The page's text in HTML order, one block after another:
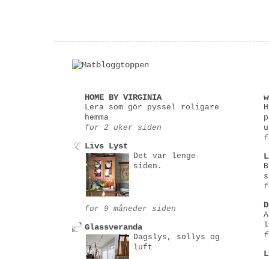
HOME BY VIRGINIA
Lera som gör pyssel roligare
hemma
for 2 uker siden
Livs Lyst
Det var lenge
siden.
for 9 måneder siden
Glassveranda
Dagslys, sollys og
luft